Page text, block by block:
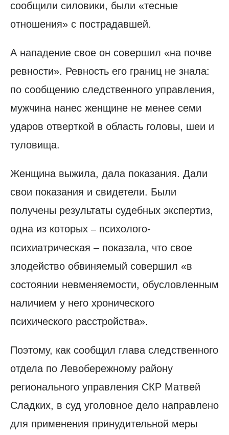
сообщили силовики, были «тесные
отношения» с пострадавшей.
А нападение свое он совершил «на почве
ревности». Ревность его границ не знала:
по сообщению следственного управления,
мужчина нанес женщине не менее семи
ударов отверткой в область головы, шеи и
туловища.
Женщина выжила, дала показания. Дали
свои показания и свидетели. Были
получены результаты судебных экспертиз,
одна из которых – психолого-
психиатрическая – показала, что свое
злодейство обвиняемый совершил «в
состоянии невменяемости, обусловленным
наличием у него хронического
психического расстройства».
Поэтому, как сообщил глава следственного
отдела по Левобережному району
регионального управления СКР Матвей
Сладких, в суд уголовное дело направлено
для применения принудительной меры